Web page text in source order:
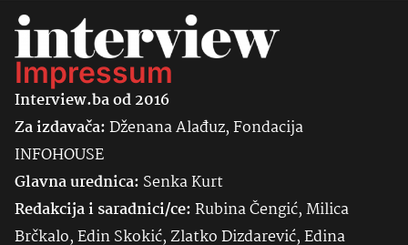
Impressum
Interview.ba od 2016
Za izdavača:Dženana Alađuz, Fondacija
INFOHOUSE
Glavna urednica: SenkaKurt
Redakcija i saradnici/ce:Rubina Čengić, Milica
Brčkalo, Edin Skokić, Zlatko Dizdarević, Edina